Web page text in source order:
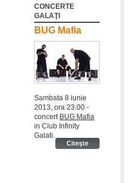
CONCERTE
GALAŢI
BUG Mafia
Sambata 8 iunie
2013, ora 23.00 -
concert BUG Mafia
in Club Infinity
Galati.
Citeşte